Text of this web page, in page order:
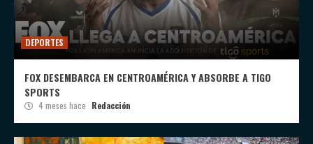
DEPORTES
FOX DESEMBARCA EN CENTROAMÉRICA Y ABSORBE A TIGO
SPORTS
4 meses hace Redacción